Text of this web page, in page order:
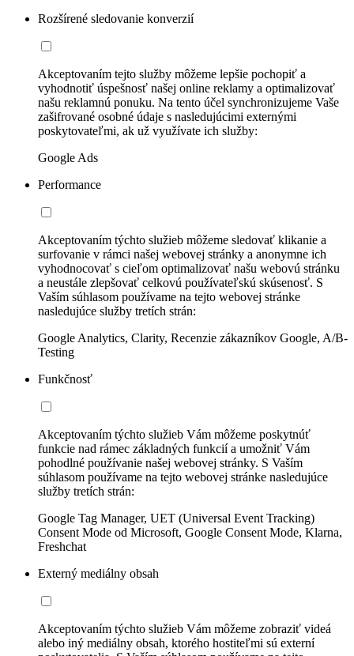
Rozšírené sledovanie konverzií
Akceptovaním tejto služby môžeme lepšie pochopiť a
vyhodnotiť úspešnosť našej online reklamy a optimalizovať
našu reklamnú ponuku. Na tento účel synchronizujeme Vaše
zašifrované osobné údaje s nasledujúcimi externými
poskytovateľmi, ak už využívate ich služby:
Google Ads
Performance
Akceptovaním týchto služieb môžeme sledovať klikanie a
surfovanie v rámci našej webovej stránky a anonymne ich
vyhodnocovať s cieľom optimalizovať našu webovú stránku
a neustále zlepšovať celkovú používateľskú skúsenosť. S
Vaším súhlasom používame na tejto webovej stránke
nasledujúce služby tretích strán:
Google Analytics, Clarity, Recenzie zákazníkov Google, A/B-
Testing
Funkčnosť
Akceptovaním týchto služieb Vám môžeme poskytnúť
funkcie nad rámec základných funkcií a umožniť Vám
pohodlné používanie našej webovej stránky. S Vaším
súhlasom používame na tejto webovej stránke nasledujúce
služby tretích strán:
Google Tag Manager, UET (Universal Event Tracking)
Consent Mode od Microsoft, Google Consent Mode, Klarna,
Freshchat
Externý mediálny obsah
Akceptovaním týchto služieb Vám môžeme zobraziť videá
alebo iný mediálny obsah, ktorého hostiteľmi sú externí